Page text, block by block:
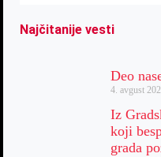
Najčitanije vesti
Deo
4. avgust
Iz
koji
grada